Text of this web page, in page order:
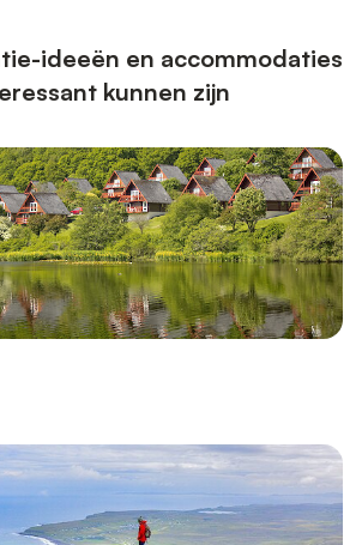
ideeën en accommodaties
kunnen zijn